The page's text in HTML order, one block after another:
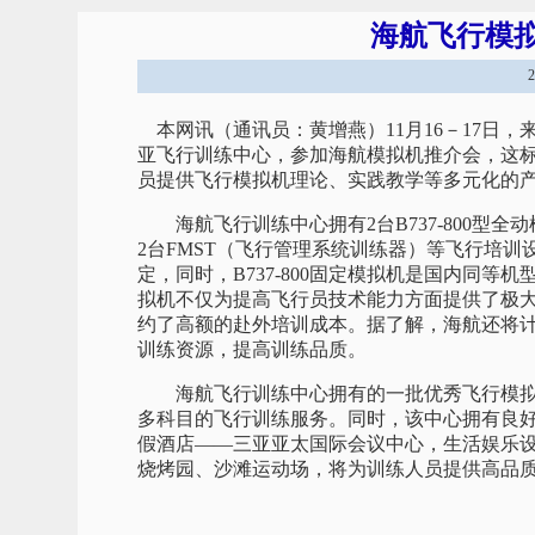
海航飞行模
本网讯（通讯员：黄增燕）11月16－17日，
亚飞行训练中心，参加海航模拟机推介会，这
员提供飞行模拟机理论、实践教学等多元化的
海航飞行训练中心拥有2台B737-800型全动
2台FMST（飞行管理系统训练器）等飞行培
定，同时，B737-800固定模拟机是国内同等机
拟机不仅为提高飞行员技术能力方面提供了极
约了高额的赴外培训成本。据了解，海航还将
训练资源，提高训练品质。
海航飞行训练中心拥有的一批优秀飞行模拟
多科目的飞行训练服务。同时，该中心拥有良
假酒店——三亚亚太国际会议中心，生活娱乐
烧烤园、沙滩运动场，将为训练人员提供高品